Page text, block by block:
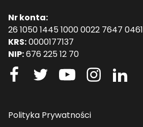
Nr konta:
26 1050 1445 1000 0022 7647 0461
KRS:0000177137
NIP:676 225 12 70
Polityka Prywatności